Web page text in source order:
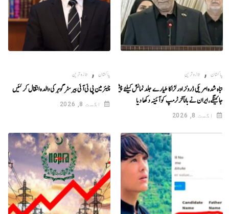
پاکستان , تازہ ترین
تباہ شدہ امریکی ڈرونز اور لڑاکا طیارے جلد نمائش کیلئے پیش کیے
جائینگے، ایران نے بالآخر ٹرمپ کو آئینہ دکھا دیا
اگست 8, 2026
پاکستان , تازہ ترین
چیئرمین پی ٹی آئی بیرسٹر گوہر کی والدہ انتقال کر گئیں
اگست 8, 2026